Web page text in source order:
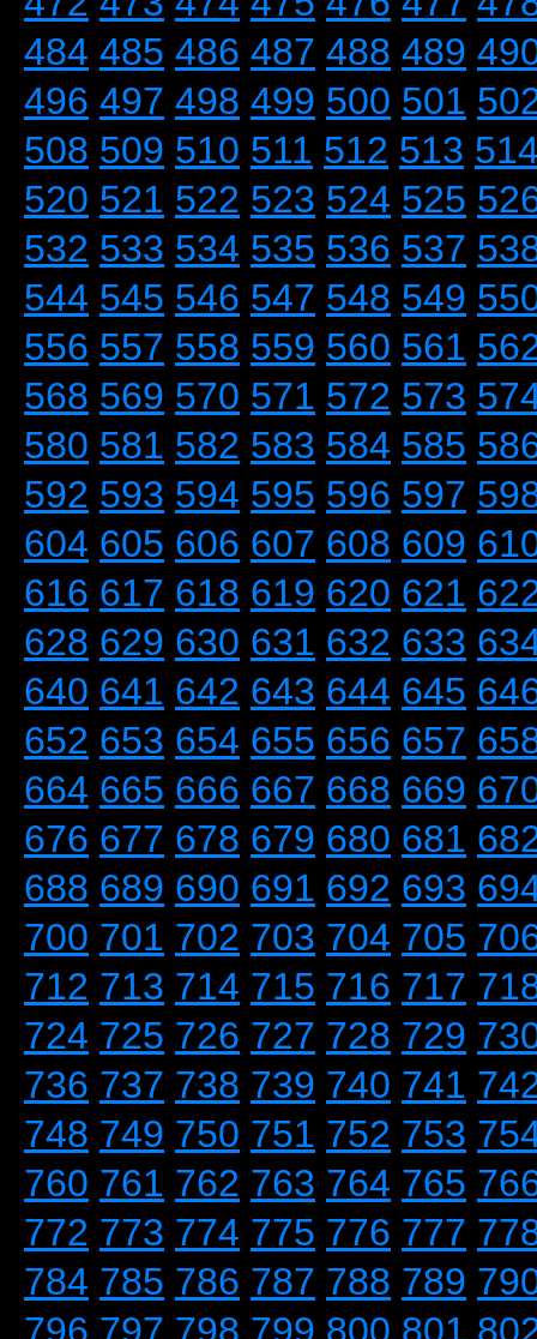
484 485 486 487 488 489
496 497 498 499 500 501
508 509 510 511 512 513
520 521 522 523 524 525
532 533 534 535 536 537
544 545 546 547 548 549
556 557 558 559 560 561
568 569 570 571 572 573
580 581 582 583 584 585
592 593 594 595 596 597
604 605 606 607 608 609
616 617 618 619 620 621
628 629 630 631 632 633
640 641 642 643 644 645
652 653 654 655 656 657
664 665 666 667 668 669
676 677 678 679 680 681
688 689 690 691 692 693
700 701 702 703 704 705
712 713 714 715 716 717
724 725 726 727 728 729
736 737 738 739 740 741
748 749 750 751 752 753
760 761 762 763 764 765
772 773 774 775 776 777
784 785 786 787 788 789